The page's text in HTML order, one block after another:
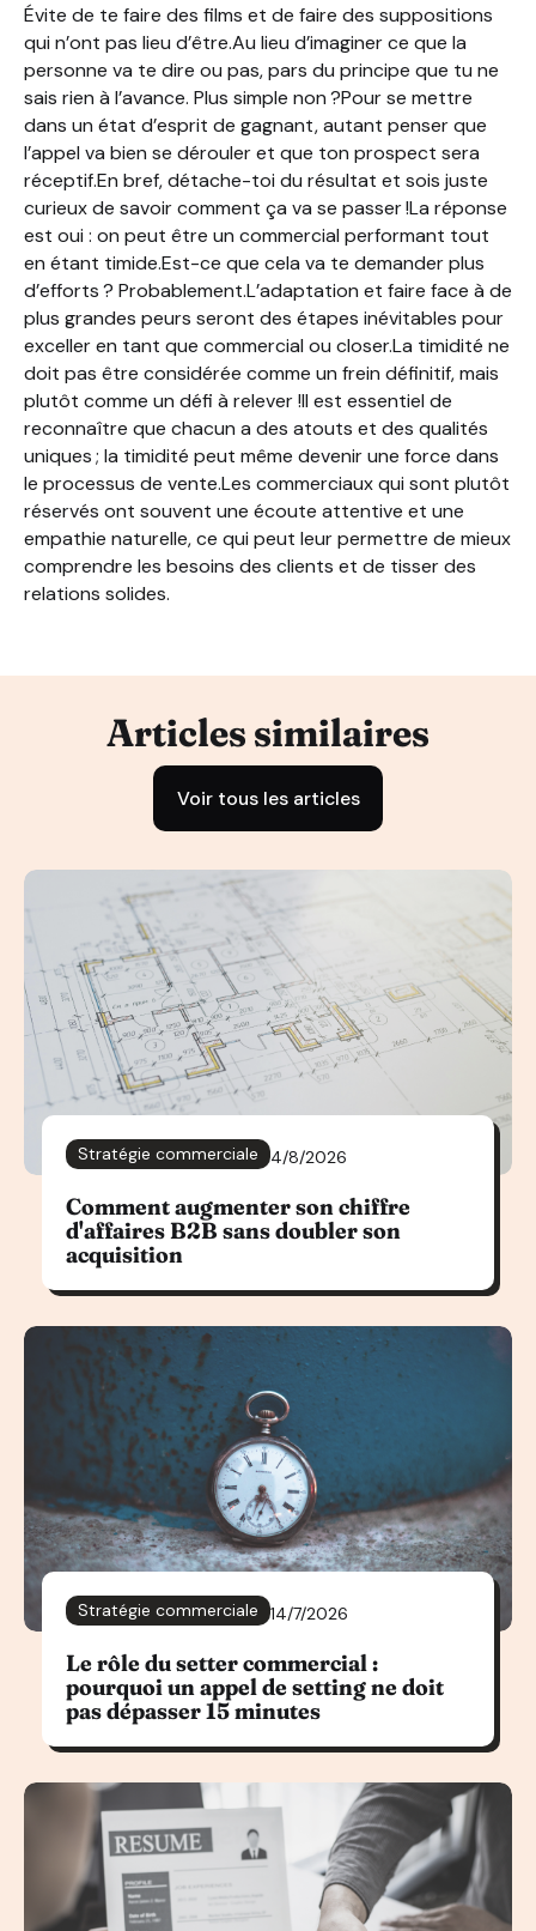
Évite de te faire des films et de faire des suppositions
qui n’ont pas lieu d’être.Au lieu d’imaginer ce que la
personne va te dire ou pas, pars du principe que tu ne
sais rien à l’avance. Plus simple non ?Pour se mettre
dans un état d’esprit de gagnant, autant penser que
l’appel va bien se dérouler et que ton prospect sera
réceptif.En bref, détache-toi du résultat et sois juste
curieux de savoir comment ça va se passer !La réponse
est oui : on peut être un commercial performant tout
en étant timide.Est-ce que cela va te demander plus
d’efforts ? Probablement.L’adaptation et faire face à de
plus grandes peurs seront des étapes inévitables pour
exceller en tant que commercial ou closer.La timidité ne
doit pas être considérée comme un frein définitif, mais
plutôt comme un défi à relever !Il est essentiel de
reconnaître que chacun a des atouts et des qualités
uniques ; la timidité peut même devenir une force dans
le processus de vente.Les commerciaux qui sont plutôt
réservés ont souvent une écoute attentive et une
empathie naturelle, ce qui peut leur permettre de mieux
comprendre les besoins des clients et de tisser des
relations solides.
Articles similaires
Voir tous les articles
Stratégie commerciale 4/8/2026
Comment augmenter son chiffre
d'affaires B2B sans doubler son
acquisition
Stratégie commerciale 14/7/2026
Le rôle du setter commercial :
pourquoi un appel de setting ne doit
pas dépasser 15 minutes